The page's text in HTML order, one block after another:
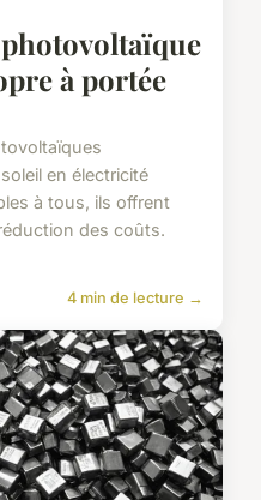
à portée
en électricité
à tous, ils offrent
des coûts.
4 min de lecture →